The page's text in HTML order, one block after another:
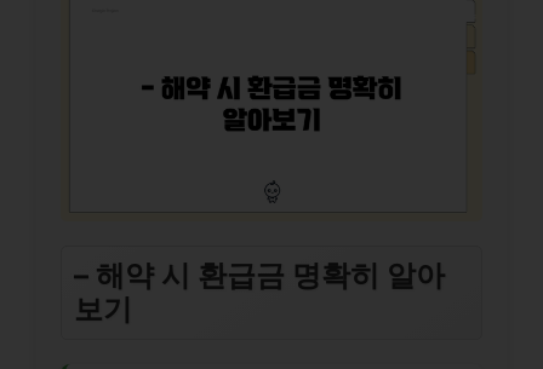
– 해약 시 환급금 명확히 알아
보기